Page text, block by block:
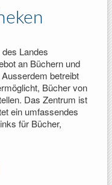
Landes
an Büchern und
betreibt
Bücher von
Das Zentrum ist
ein umfassendes
für Bücher,